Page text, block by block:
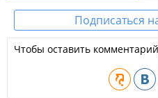
Подписаться
Чтобы оставить